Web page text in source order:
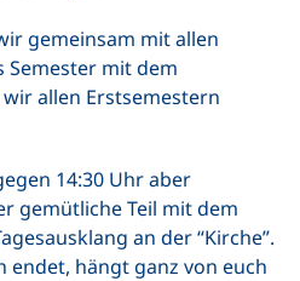
gemeinsam mit allen
Semester mit dem
allen Erstsemestern
14:30 Uhr aber
gemütliche Teil mit dem
an der “Kirche”.
endet, hängt ganz von euch